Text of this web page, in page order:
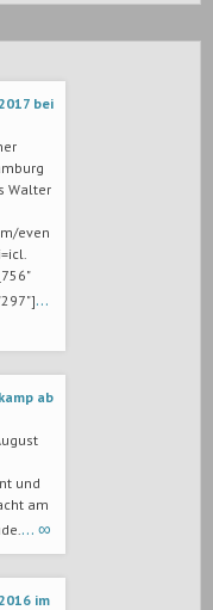
bei
Walter
even
…
ab
und
am
… ∞
im